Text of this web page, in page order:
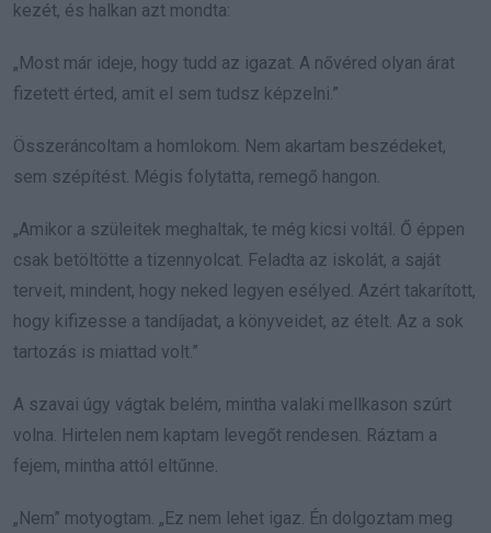
kezét, és halkan azt mondta:
„Most már ideje, hogy tudd az igazat. A nővéred olyan árat
fizetett érted, amit el sem tudsz képzelni.”
Összeráncoltam a homlokom. Nem akartam beszédeket,
sem szépítést. Mégis folytatta, remegő hangon.
„Amikor a szüleitek meghaltak, te még kicsi voltál. Ő éppen
csak betöltötte a tizennyolcat. Feladta az iskolát, a saját
terveit, mindent, hogy neked legyen esélyed. Azért takarított,
hogy kifizesse a tandíjadat, a könyveidet, az ételt. Az a sok
tartozás is miattad volt.”
A szavai úgy vágtak belém, mintha valaki mellkason szúrt
volna. Hirtelen nem kaptam levegőt rendesen. Ráztam a
fejem, mintha attól eltűnne.
„Nem” motyogtam. „Ez nem lehet igaz. Én dolgoztam meg